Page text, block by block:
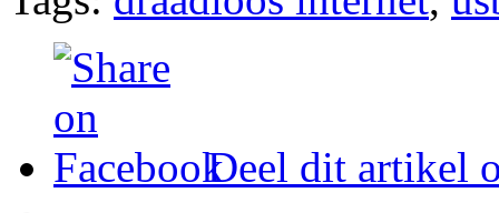
Deel dit artikel